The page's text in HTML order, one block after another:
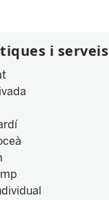
i serveis